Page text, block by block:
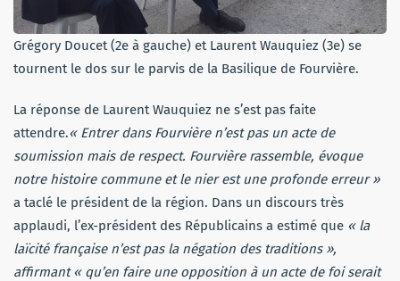
Grégory Doucet (2e à gauche) et Laurent Wauquiez (3e) se
tournent le dos sur le parvis de la Basilique de Fourvière.
La réponse de Laurent Wauquiez ne s’est pas faite
attendre.« Entrer dans Fourvière n’est pas un acte de
soumission mais de respect. Fourvière rassemble, évoque
notre histoire commune et le nier est une profonde erreur »
a taclé le président de la région. Dans un discours très
applaudi, l’ex-président des Républicains a estimé que « la
laïcité française n’est pas la négation des traditions »,
affirmant « qu’en faire une opposition à un acte de foi serait